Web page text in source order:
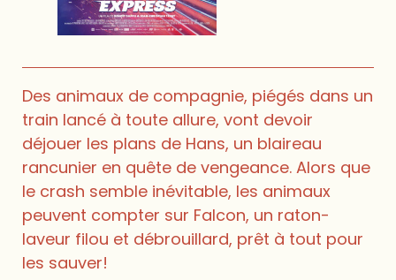
Des animaux de compagnie, piégés dans un
train lancé à toute allure, vont devoir
déjouer les plans de Hans, un blaireau
rancunier en quête de vengeance. Alors que
le crash semble inévitable, les animaux
peuvent compter sur Falcon, un raton-
laveur filou et débrouillard, prêt à tout pour
les sauver!